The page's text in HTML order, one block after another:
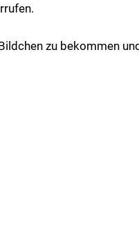
zu bekommen